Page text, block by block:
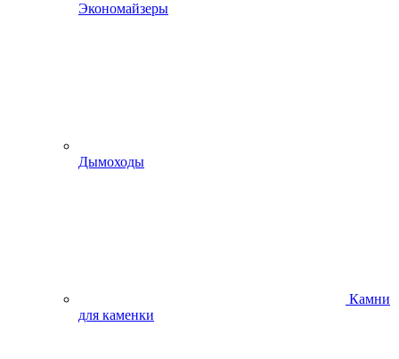
Экономайзеры
Дымоходы
Камни
для каменки